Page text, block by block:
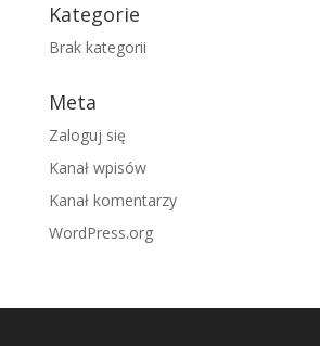
Kategorie
Brak kategorii
Meta
Zaloguj się
Kanał wpisów
Kanał komentarzy
WordPress.org